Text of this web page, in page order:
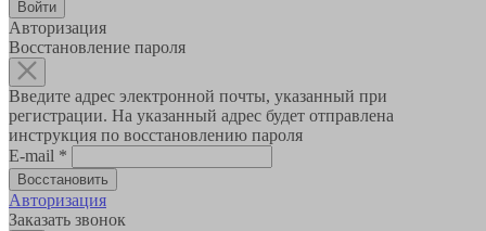
Авторизация
Восстановление пароля
Введите адрес электронной почты, указанный при
регистрации. На указанный адрес будет отправлена
инструкция по восстановлению пароля
E-mail *
Авторизация
Заказать звонок